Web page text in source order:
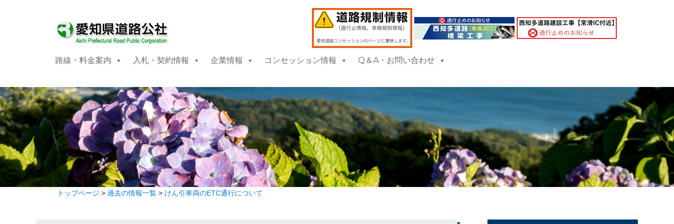
路線・料金案内 入札・契約情報 企業情報 コンセッション情報 Q＆A・お問い合わせ
トップページ > 過去の情報一覧> けん引車両のETC通行について